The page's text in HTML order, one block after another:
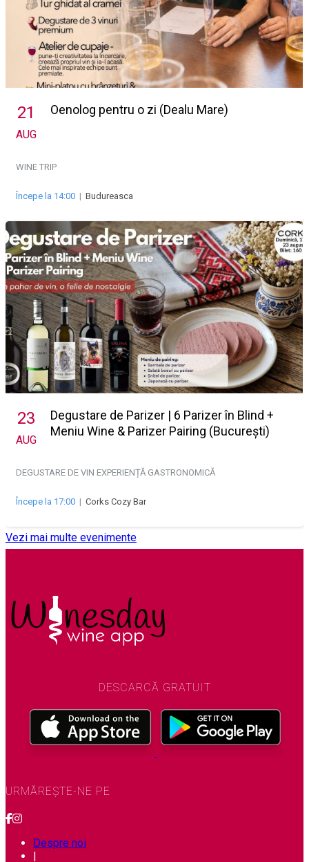
21
AUG
Oenolog pentru o zi (Dealu Mare)
WINE TRIP
Începe la 14:00 | Budureasca
23
AUG
Degustare de Parizer | 6 Parizer în Blind +
Meniu Wine & Parizer Pairing (București)
DEGUSTARE DE VIN EXPERIENȚĂ GASTRONOMICĂ
Începe la 17:00 | Corks Cozy Bar
Vezi mai multe evenimente
DESCARCĂ GRATUIT
URMĂREȘTE-NE PE
Despre noi